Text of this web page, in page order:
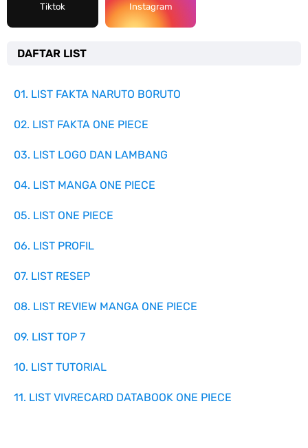
Tiktok Instagram
DAFTAR LIST
01. LIST FAKTA NARUTO BORUTO
02. LIST FAKTA ONE PIECE
03. LIST LOGO DAN LAMBANG
04. LIST MANGA ONE PIECE
05. LIST ONE PIECE
06. LIST PROFIL
07. LIST RESEP
08. LIST REVIEW MANGA ONE PIECE
09. LIST TOP 7
10. LIST TUTORIAL
11. LIST VIVRECARD DATABOOK ONE PIECE